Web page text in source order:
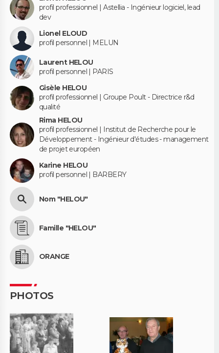
profil professionnel | Astellia - Ingénieur logiciel, lead
dev
Lionel ELOUD
profil personnel | MELUN
Laurent HELOU
profil personnel | PARIS
Gisèle HELOU
profil professionnel | Groupe Poult - Directrice r&d
qualité
Rima HELOU
profil professionnel | Institut de Recherche pour le
Développement - Ingénieur d'études - management
de projet européen
Karine HELOU
profil personnel | BARBERY
Nom "HELOU"
Famille "HELOU"
ORANGE
PHOTOS